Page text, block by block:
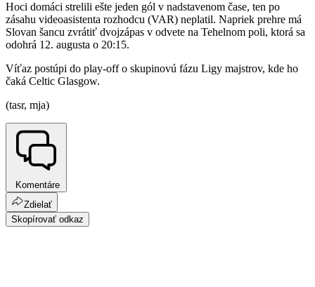
Hoci domáci strelili ešte jeden gól v nadstavenom čase, ten po
zásahu videoasistenta rozhodcu (VAR) neplatil. Napriek prehre má
Slovan šancu zvrátiť dvojzápas v odvete na Tehelnom poli, ktorá sa
odohrá 12. augusta o 20:15.
Víťaz postúpi do play-off o skupinovú fázu Ligy majstrov, kde ho
čaká Celtic Glasgow.
(tasr, mja)
Komentáre
Zdielať
Skopírovať odkaz